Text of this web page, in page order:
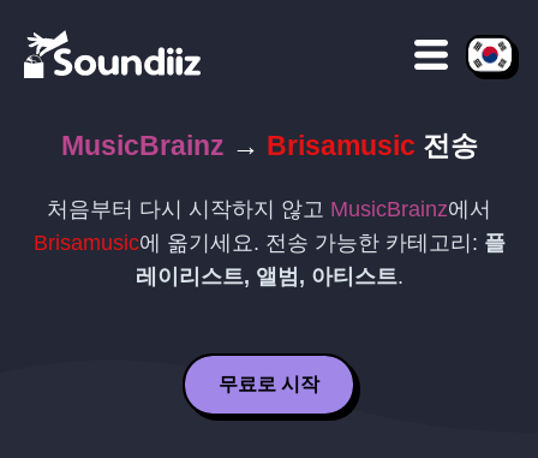
MusicBrainz → Brisamusic 전송
처음부터 다시 시작하지 않고 MusicBrainz에서
Brisamusic에 옮기세요. 전송 가능한 카테고리: 플
레이리스트, 앨범, 아티스트.
무료로 시작